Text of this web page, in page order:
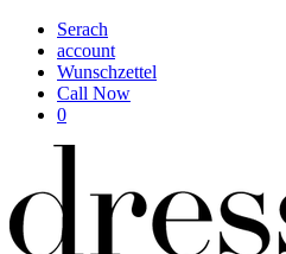
Serach
account
Wunschzettel
Call Now
0